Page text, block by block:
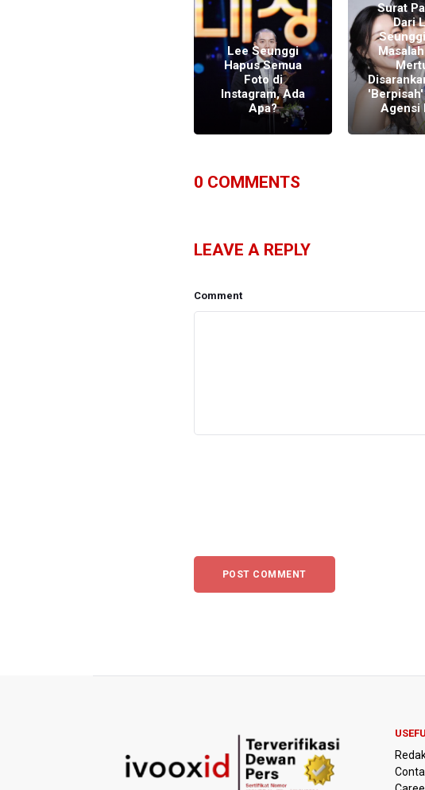
Lee Seunggi
Hapus Semua
Foto di
Instagram, Ada
Apa?
Surat
Dari
Agensi
0 COMMENTS
LEAVE A REPLY
Comment